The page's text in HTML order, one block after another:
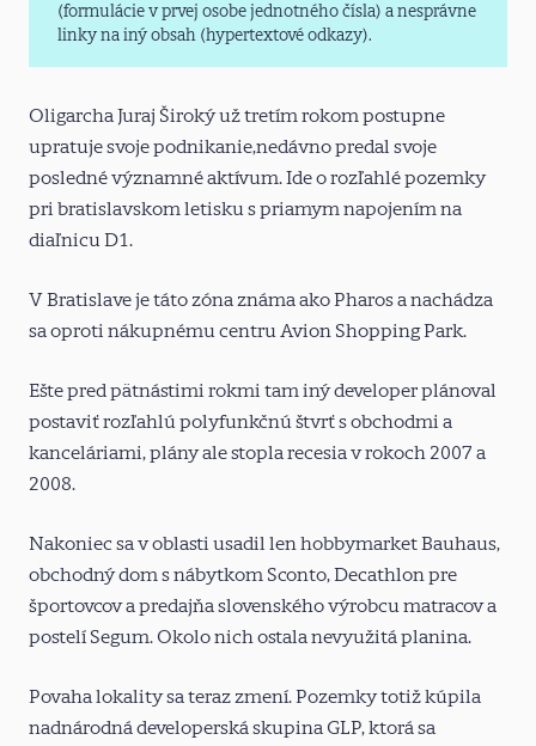
(formulácie v prvej osobe jednotného čísla) a nesprávne
linky na iný obsah (hypertextové odkazy).
Oligarcha Juraj Široký už tretím rokom postupne
upratuje svoje podnikanie,nedávno predal svoje
posledné významné aktívum. Ide o rozľahlé pozemky
pri bratislavskom letisku s priamym napojením na
diaľnicu D1.
V Bratislave je táto zóna známa ako Pharos a nachádza
sa oproti nákupnému centru Avion Shopping Park.
Ešte pred pätnástimi rokmi tam iný developer plánoval
postaviť rozľahlú polyfunkčnú štvrť s obchodmi a
kanceláriami, plány ale stopla recesia v rokoch 2007 a
2008.
Nakoniec sa v oblasti usadil len hobbymarket Bauhaus,
obchodný dom s nábytkom Sconto, Decathlon pre
športovcov a predajňa slovenského výrobcu matracov a
postelí Segum. Okolo nich ostala nevyužitá planina.
Povaha lokality sa teraz zmení. Pozemky totiž kúpila
nadnárodná developerská skupina GLP, ktorá sa